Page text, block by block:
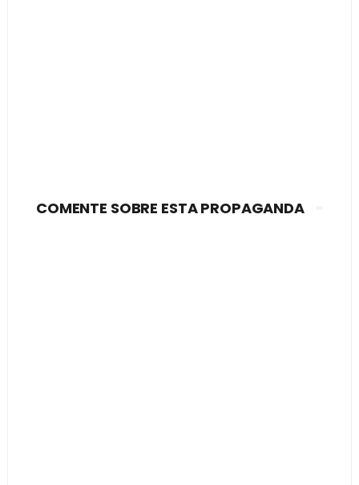
COMENTE SOBRE ESTA PROPAGANDA